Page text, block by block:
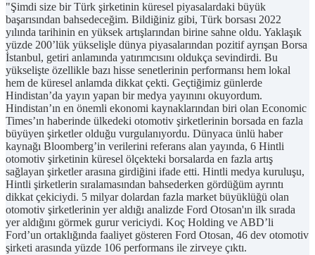
"Şimdi size bir Türk şirketinin küresel piyasalardaki büyük
başarısından bahsedeceğim. Bildiğiniz gibi, Türk borsası 2022
yılında tarihinin en yüksek artışlarından birine sahne oldu. Yaklaşık
yüzde 200’lük yükselişle dünya piyasalarından pozitif ayrışan Borsa
İstanbul, getiri anlamında yatırımcısını oldukça sevindirdi. Bu
yükselişte özellikle bazı hisse senetlerinin performansı hem lokal
hem de küresel anlamda dikkat çekti. Geçtiğimiz günlerde
Hindistan’da yayın yapan bir medya yayınını okuyordum.
Hindistan’ın en önemli ekonomi kaynaklarından biri olan Economic
Times’ın haberinde ülkedeki otomotiv şirketlerinin borsada en fazla
büyüyen şirketler olduğu vurgulanıyordu. Dünyaca ünlü haber
kaynağı Bloomberg’in verilerini referans alan yayında, 6 Hintli
otomotiv şirketinin küresel ölçekteki borsalarda en fazla artış
sağlayan şirketler arasına girdiğini ifade etti. Hintli medya kuruluşu,
Hintli şirketlerin sıralamasından bahsederken gördüğüm ayrıntı
dikkat çekiciydi. 5 milyar dolardan fazla market büyüklüğü olan
otomotiv şirketlerinin yer aldığı analizde Ford Otosan'ın ilk sırada
yer aldığını görmek gurur vericiydi. Koç Holding ve ABD’li
Ford’un ortaklığında faaliyet gösteren Ford Otosan, 46 dev otomotiv
şirketi arasında yüzde 106 performans ile zirveye çıktı.